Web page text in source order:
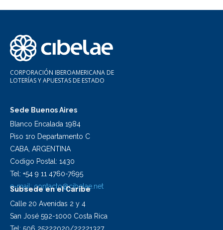
CORPORACIÓN IBEROAMERICANA DE
LOTERÍAS Y APUESTAS DE ESTADO
Sede Buenos Aires
Blanco Encalada 1984
Piso 1ro Departamento C
CABA, ARGENTINA
Codigo Postal: 1430
Tel: +54 9 11 4760-7695
e-mail: contacto@cibelae.net
Subsede en el Caribe
Calle 20 Avenidas 2 y 4
San José 592-1000 Costa Rica
Tel: 506 25222020/22221327